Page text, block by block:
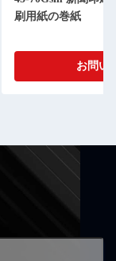
刷用紙の巻紙
お問い